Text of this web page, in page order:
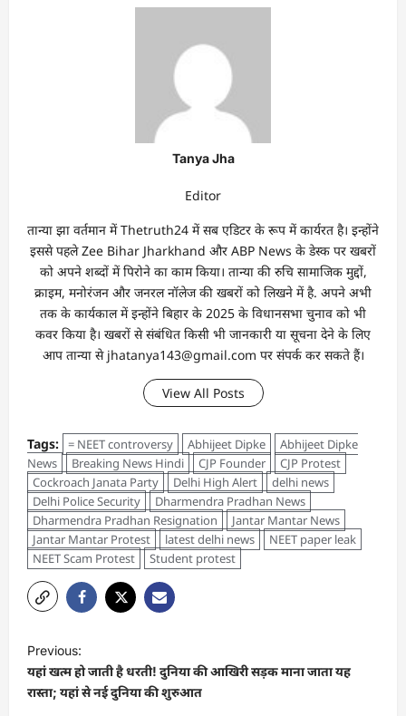
Tanya Jha
Editor
तान्‍या झा वर्तमान में Thetruth24 में सब एडिटर के रूप में कार्यरत है। इन्होंने
इससे पहले Zee Bihar Jharkhand और ABP News के डेस्क पर खबरों
को अपने शब्दों में पिरोने का काम किया। तान्‍या की रुचि सामाजिक मुद्दों,
क्राइम, मनोरंजन और जनरल नॉलेज की खबरों को लिखने में है. अपने अभी
तक के कार्यकाल में इन्होंने बिहार के 2025 के विधानसभा चुनाव को भी
कवर किया है। खबरों से संबंधित किसी भी जानकारी या सूचना देने के लिए
आप तान्‍या से jhatanya143@gmail.com पर संपर्क कर सकते हैं।
View All Posts
Tags: = NEET controversy Abhijeet Dipke
Abhijeet Dipke
News
Breaking News Hindi CJP Founder
CJP Protest
Cockroach Janata Party
Delhi High Alert
delhi news
Delhi Police Security
Dharmendra Pradhan News
Dharmendra Pradhan Resignation
Jantar Mantar News
Jantar Mantar Protest
latest delhi news
NEET paper leak
NEET Scam Protest
Student protest
Previous:
यहां खत्म हो जाती है धरती! दुनिया की आखिरी सड़क माना जाता यह
रास्ता; यहां से नई दुनिया की शुरुआत